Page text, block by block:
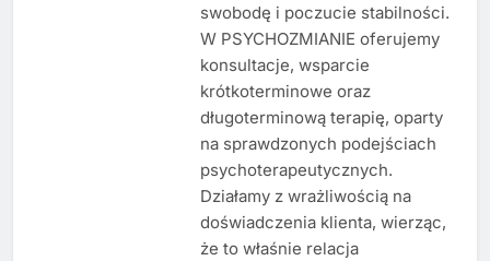
swobodę i poczucie stabilności.
W PSYCHOZMIANIE oferujemy
konsultacje, wsparcie
krótkoterminowe oraz
długoterminową terapię, oparty
na sprawdzonych podejściach
psychoterapeutycznych.
Działamy z wrażliwością na
doświadczenia klienta, wierząc,
że to właśnie relacja